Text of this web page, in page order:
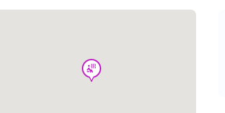
wellness